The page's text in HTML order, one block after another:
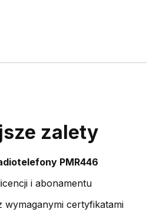
zalety
PMR446
i abonamentu
wymaganymi certyfikatami